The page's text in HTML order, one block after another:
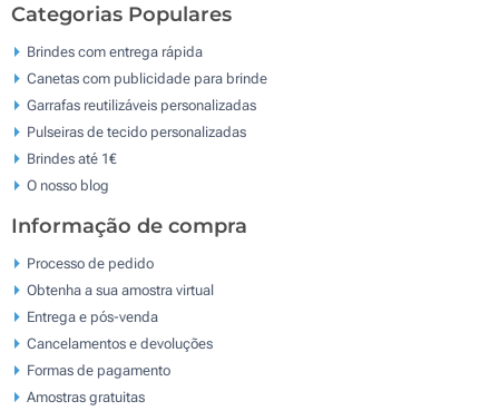
Categorias Populares
Brindes com entrega rápida
Canetas com publicidade para brinde
Garrafas reutilizáveis personalizadas
Pulseiras de tecido personalizadas
Brindes até 1€
O nosso blog
Informação de compra
Processo de pedido
Obtenha a sua amostra virtual
Entrega e pós-venda
Cancelamentos e devoluções
Formas de pagamento
Amostras gratuitas